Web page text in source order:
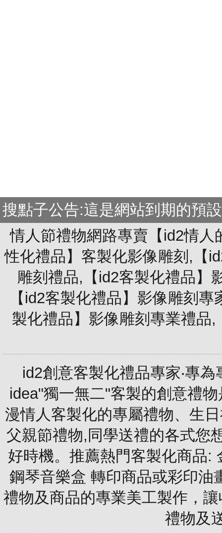
搜點子公告:這是網站到期的預
情人節禮物網路專賣【id2情
性化禮品】客製化影像雕刻,【
雕刻禮品,【id2客製化禮品】
【id2客製化禮品】影像雕刻
製化禮品】影像雕刻專業禮品
id2創意客製化禮品專家‧專
idea"獨一無二"客製的創意禮
漫情人客製化的專屬禮物、生
父親節禮物,同學送禮的各式您
好時機。推薦熱門客製化商品:
鋼琴音樂盒 轉印商品或彩印油
禮物及商品的專業美工製作，
禮物及